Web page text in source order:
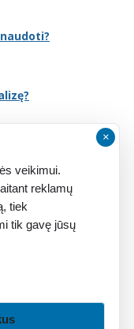
×
veikimui.
reklamų
tiek
tik gavę jūsų